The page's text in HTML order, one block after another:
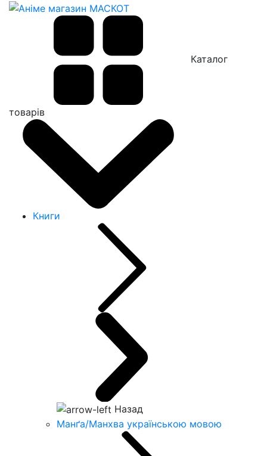
Каталог
товарів
Книги
Назад
Манґа/Манхва українською мовою